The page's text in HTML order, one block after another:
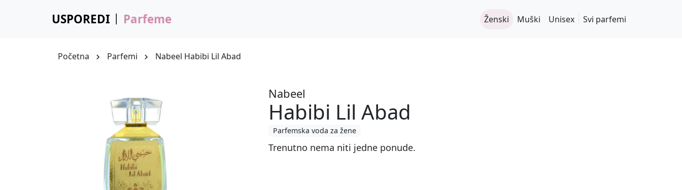
USPOREDI Parfeme Ženski Muški Unisex Svi parfemi
Početna Parfemi Nabeel Habibi Lil Abad
Nabeel
Habibi Lil Abad
Parfemska voda za žene
Trenutno nema niti jedne ponude.